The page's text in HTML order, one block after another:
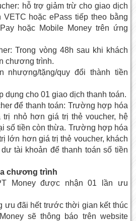
hỗ trợ giảm trừ cho giao dịch
VETC hoặc ePass tiếp theo bằng
hoặc Mobile Money trên ứng
Trong vòng 48h sau khi khách
chương trình.
nhượng/tặng/quy đổi thành tiền
dụng cho 01 giao dịch thanh toán.
để thanh toán: Trường hợp hóa
nhỏ hơn giá trị thẻ voucher, hệ
số tiền còn thừa. Trường hợp hóa
lớn hơn giá trị thẻ voucher, khách
tài khoản để thanh toán số tiền
chương trình
Money được nhận 01 lần ưu
ưu đãi hết trước thời gian kết thúc
sẽ thông báo trên website